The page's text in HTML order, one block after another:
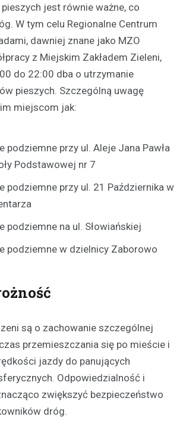
jest równie ważne, co
W tym celu Regionalne Centrum
dawniej znane jako MZO
z Miejskim Zakładem Zieleni,
do 22:00 dba o utrzymanie
pieszych. Szczególną uwagę
miejscom jak:
podziemne przy ul. Aleje Jana Pawła
Podstawowej nr 7
podziemne przy ul. 21 Października w
podziemne na ul. Słowiańskiej
podziemne w dzielnicy Zaborowo
są o zachowanie szczególnej
przemieszczania się po mieście i
jazdy do panujących
Odpowiedzialność i
zwiększyć bezpieczeństwo
dróg.